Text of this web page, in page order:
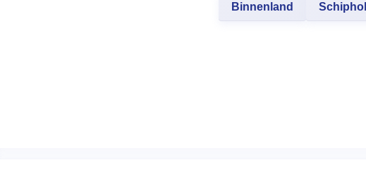
Binnenland
Schiphol